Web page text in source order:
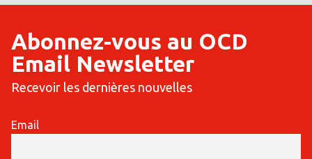
Abonnez-vous au OCD
Email Newsletter
Recevoir les dernières nouvelles
Email